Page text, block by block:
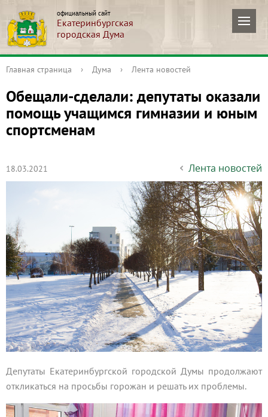
официальный сайт
Екатеринбургская
городская Дума
Главная страница › Дума › Лента новостей
Обещали-сделали: депутаты оказали
помощь учащимся гимназии и юным
спортсменам
18.03.2021 Лента новостей
Депутаты Екатеринбургской городской Думы продолжают
откликаться на просьбы горожан и решать их проблемы.